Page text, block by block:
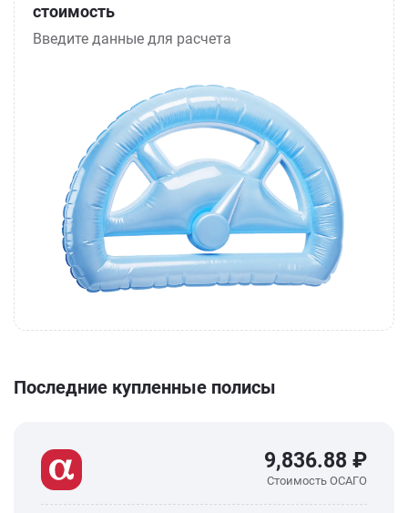
стоимость
Введите данные для расчета
Последние купленные полисы
9,836.88 ₽
Стоимость ОСАГО